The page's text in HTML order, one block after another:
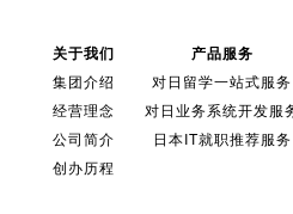
关于我们
集团介绍
经营理念
公司简介
创办历程
产品服务
对日留学一站式服务
对日业务系统开发服
日本IT就职推荐服务